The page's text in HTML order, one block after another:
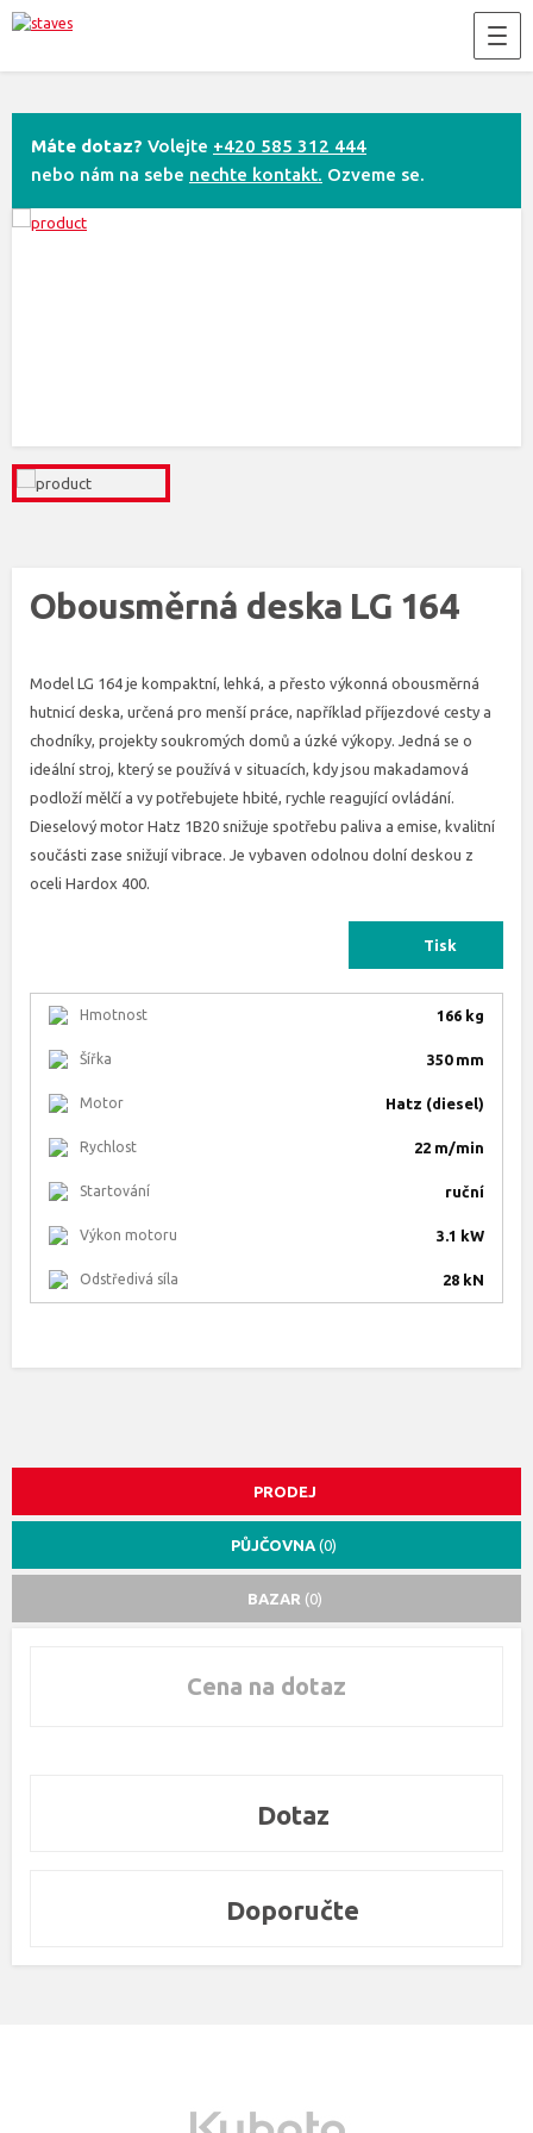
Máte dotaz? Volejte +420 585 312 444
nebo nám na sebe nechte kontakt. Ozveme se.
Obousměrná deska LG 164
Model LG 164 je kompaktní, lehká, a přesto výkonná obousměrná
hutnicí deska, určená pro menší práce, například příjezdové cesty a
chodníky, projekty soukromých domů a úzké výkopy. Jedná se o
ideální stroj, který se používá v situacích, kdy jsou makadamová
podloží mělčí a vy potřebujete hbité, rychle reagující ovládání.
Dieselový motor Hatz 1B20 snižuje spotřebu paliva a emise, kvalitní
součásti zase snižují vibrace. Je vybaven odolnou dolní deskou z
oceli Hardox 400.
Tisk
Hmotnost 166 kg
Šířka 350 mm
Motor Hatz (diesel)
Rychlost 22 m/min
Startování ruční
Výkon motoru 3.1 kW
Odstředivá síla 28 kN
PRODEJ
PŮJČOVNA (0)
BAZAR (0)
Cena na dotaz
Dotaz
Doporučte